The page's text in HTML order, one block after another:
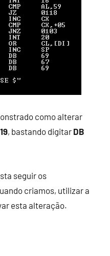
como alterar
, bastando digitar DB
seguir os
criamos, utilizar a
esta alteração.